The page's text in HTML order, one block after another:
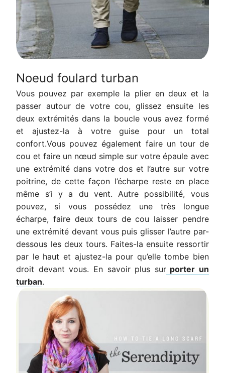
Noeud foulard turban
Vous pouvez par exemple la plier en deux et la
passer autour de votre cou, glissez ensuite les
deux extrémités dans la boucle vous avez formé
et ajustez-la à votre guise pour un total
confort.Vous pouvez également faire un tour de
cou et faire un nœud simple sur votre épaule avec
une extrémité dans votre dos et l’autre sur votre
poitrine, de cette façon l’écharpe reste en place
même s’i y a du vent. Autre possibilité, vous
pouvez, si vous possédez une très longue
écharpe, faire deux tours de cou laisser pendre
une extrémité devant vous puis glisser l’autre par-
dessous les deux tours. Faites-la ensuite ressortir
par le haut et ajustez-la pour qu’elle tombe bien
droit devant vous. En savoir plus surporter un
turban.